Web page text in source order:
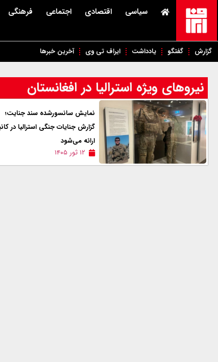
سیاسی اقتصادی اجتماعی فرهنگی
گزارش گفتگو یادداشت ایراف تی وی آخرین خبرها
نیروهای ویژه استرالیا در افغانستان
نمایش سانسورشده سند جنایت؛
گزارش جنایات جنگی استرالیا در
ارائه می‌شود
۱۲ ثور ۱۴۰۵